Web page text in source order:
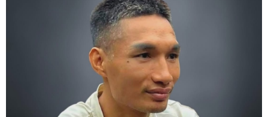
5. Conduct yourself as if you are on the world stage for a world
championship fight. Remeber that everyone is watching.
6. It's ok to make a mistake but its not okay to hesitate. When you
make a call, make it loud and clear.
Know that it is not about you. It's about ensuring the safety and the
fairness for the boxers who put their lives in the ring. At the end,
what Tony Weeks said during the Referee training seminar
encapsulates it well. "You do it for the love and respect of the